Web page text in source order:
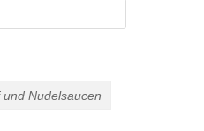
Nudelsaucen